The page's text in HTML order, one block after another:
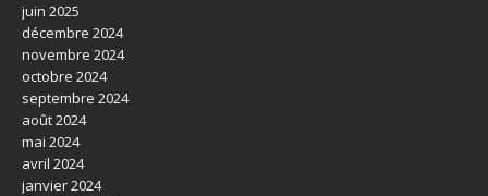
juin 2025
décembre 2024
novembre 2024
octobre 2024
septembre 2024
août 2024
mai 2024
avril 2024
janvier 2024